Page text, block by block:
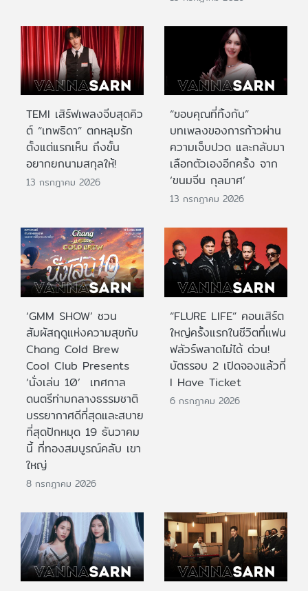
TEMI เสิร์ฟเพลงจีบสุดคิว
ต์ “เทพธิดา” ตกหลุมรัก
ตั้งแต่แรกเห็น ถึงขั้น
อยากยกนามสกุลให้!
13 กรกฎาคม 2026
“ขอบคุณที่ทิ้งกัน”
บทเพลงของการก้าวผ่าน
ความเจ็บปวด และกลับมา
เลือกตัวเองอีกครั้ง จาก
‘ขนมจีน กุลมาศ’
13 กรกฎาคม 2026
‘GMM SHOW’ ชวน
สัมผัสฤดูแห่งความสุขกับ
Chang Cold Brew
Cool Club Presents
‘นั่งเล่น 10’ เทศกาล
ดนตรีท่ามกลางธรรมชาติ
บรรยากาศดีที่สุดและสบาย
ที่สุดปักหมุด 19 ธันวาคม
นี้ ที่ทองสมบูรณ์คลับ เขา
ใหญ่
8 กรกฎาคม 2026
“FLURE LIFE” คอนเสิร์ต
ใหญ่ครั้งแรกในชีวิตที่แฟน
ฟลัวร์พลาดไม่ได้ ด่วน!
บัตรรอบ 2 เปิดจองแล้วที่
I Have Ticket
6 กรกฎาคม 2026